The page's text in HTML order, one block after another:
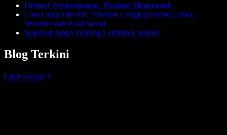
Definisi Pembentangan: Panduan Menyeluruh
Cara Guna Discord: Panduan Lengkap untuk Gamer,
Streamer dan Kaki Sosial
Segala-galanya Tentang Lembah Uncanny
Blog Terkini
Lihat Semua